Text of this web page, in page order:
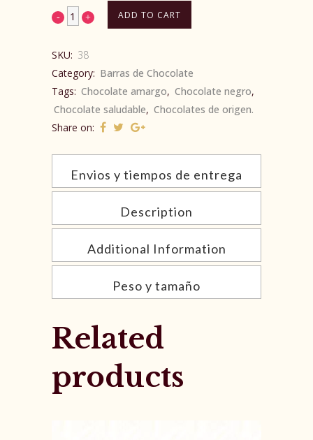
ADD TO CART
SKU: 38
Category: Barras de Chocolate
Tags: Chocolate amargo, Chocolate negro,
Chocolate saludable, Chocolates de origen.
Share on:
Envios y tiempos de entrega
Description
Additional Information
Peso y tamaño
Related
products